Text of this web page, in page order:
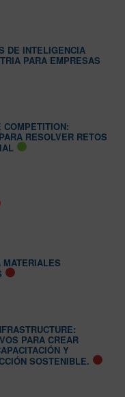
DE INTELIGENCIA
PARA EMPRESAS
RESOLVER RETOS
PARA CREAR
Y
SOSTENIBLE.